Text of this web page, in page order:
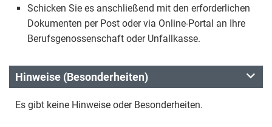
Schicken Sie es anschließend mit den erforderlichen
Dokumenten per Post oder via Online-Portal an Ihre
Berufsgenossenschaft oder Unfallkasse.
Hinweise (Besonderheiten)
Es gibt keine Hinweise oder Besonderheiten.